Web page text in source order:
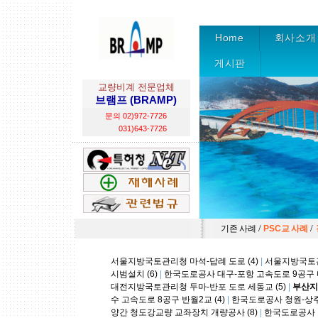
Home 회사소개
게시판
교량비계 전문업체
브램프 (BRAMP)
문의 02)972-7726
031)643-7726
기존 사례 /PSC교 사례 /
서울지방국토관리청 마석-답례 도로 (4)
서울지방국
시범설치 (6)
한국도로공사 대구-포항 고속도로 9공구
대전지방국토관리청 두마-반포 도로 세동교 (5)
부산
수 고속도로 8공구 반월2교 (4)
한국도로공사 청원-상
양간 청도강교량 교좌장치 개량공사 (8)
한국도로공